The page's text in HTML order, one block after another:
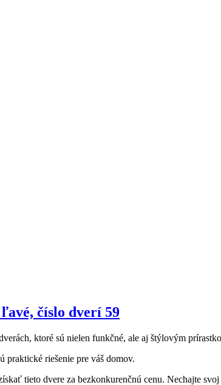
číslo dverí 59
ktoré sú nielen funkčné, ale aj štýlovým
riešenie pre váš domov.
tieto dvere za bezkonkurenčnú cenu. Nechajte